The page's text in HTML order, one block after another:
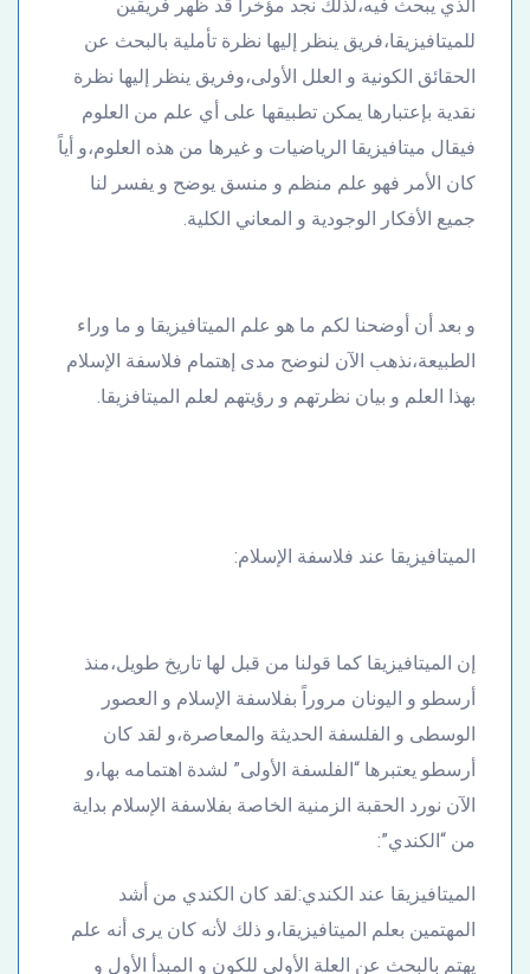
الذي يبحث فيه،لذلك نجد مؤخراً قد ظهر فريقين
للميتافيزيقا،فريق ينظر إليها نظرة تأملية بالبحث عن
الحقائق الكونية و العلل الأولى،وفريق ينظر إليها نظرة
نقدية بإعتبارها يمكن تطبيقها على أي علم من العلوم
فيقال ميتافيزيقا الرياضيات و غيرها من هذه العلوم،و أياً
كان الأمر فهو علم منظم و منسق يوضح و يفسر لنا
جميع الأفكار الوجودية و المعاني الكلية.
و بعد أن أوضحنا لكم ما هو علم الميتافيزيقا و ما وراء
الطبيعة،نذهب الآن لنوضح مدى إهتمام فلاسفة الإسلام
بهذا العلم و بيان نظرتهم و رؤيتهم لعلم الميتافزيقا.
الميتافيزيقا عند فلاسفة الإسلام:
إن الميتافيزيقا كما قولنا من قبل لها تاريخ طويل،منذ
أرسطو و اليونان مروراً بفلاسفة الإسلام و العصور
الوسطى و الفلسفة الحديثة والمعاصرة،و لقد كان
أرسطو يعتبرها “الفلسفة الأولى” لشدة اهتمامه بها،و
الآن نورد الحقبة الزمنية الخاصة بفلاسفة الإسلام بداية
من “الكندي”:
الميتافيزيقا عند الكندي:لقد كان الكندي من أشد
المهتمين بعلم الميتافيزيقا،و ذلك لأنه كان يرى أنه علم
يهتم بالبحث عن العلة الأولى للكون و المبدأ الأول و